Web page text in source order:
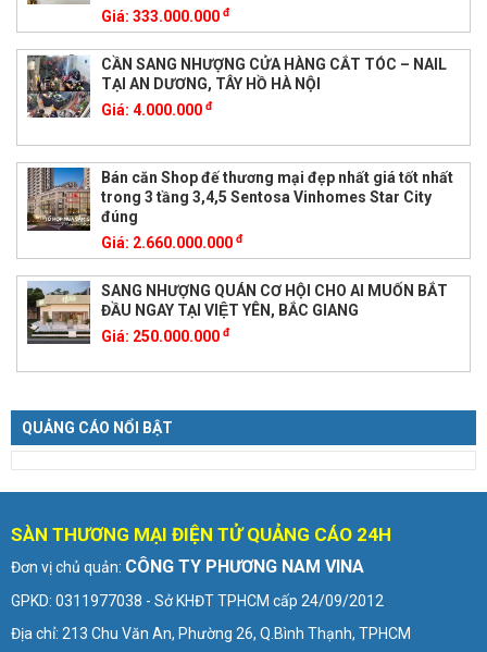
Giá: 333.000.000 đ
CẦN SANG NHƯỢNG CỬA HÀNG CẮT TÓC – NAIL
TẠI AN DƯƠNG, TÂY HỒ HÀ NỘI
Giá: 4.000.000 đ
Bán căn Shop đế thương mại đẹp nhất giá tốt nhất
trong 3 tầng 3,4,5 Sentosa Vinhomes Star City
đúng
Giá: 2.660.000.000 đ
SANG NHƯỢNG QUÁN CƠ HỘI CHO AI MUỐN BẮT
ĐẦU NGAY TẠI VIỆT YÊN, BẮC GIANG
Giá: 250.000.000 đ
QUẢNG CÁO NỔI BẬT
SÀN THƯƠNG MẠI ĐIỆN TỬ QUẢNG CÁO 24H
Đơn vị chủ quản: CÔNG TY PHƯƠNG NAM VINA
GPKD: 0311977038 - Sở KHĐT TPHCM cấp 24/09/2012
Địa chỉ: 213 Chu Văn An, Phường 26, Q.Bình Thạnh, TPHCM